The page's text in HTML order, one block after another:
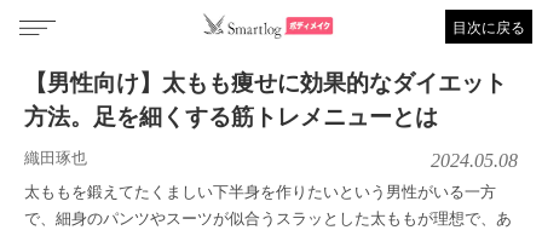
目次に戻る
【男性向け】太もも痩せに効果的なダイエット
方法。足を細くする筋トレメニューとは
織田琢也 2024.05.08
太ももを鍛えてたくましい下半身を作りたいという男性がいる一方
で、細身のパンツやスーツが似合うスラッとした太ももが理想で、あ